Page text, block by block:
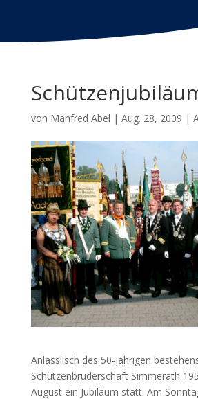
von Manfred Abel | Aug. 28, 2009 |
Anlässlisch des 50-jährigen
Schützenbruderschaft Simmerath
August ein Jubiläum statt. Am